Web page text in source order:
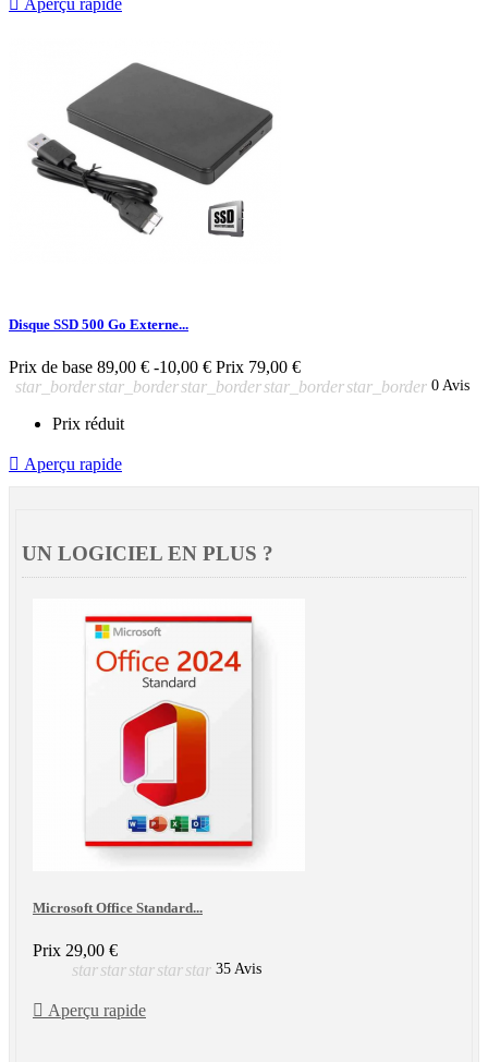
Aperçu rapide
Disque SSD 500 Go Externe...
Prix de base 89,00 € -10,00 € Prix 79,00 €
star_borderstar_borderstar_borderstar_borderstar_border 0 Avis
Prix réduit
 Aperçu rapide
UN LOGICIEL EN PLUS ?
Microsoft Office Standard...
Prix 29,00 €
starstarstarstarstar 35 Avis
 Aperçu rapide